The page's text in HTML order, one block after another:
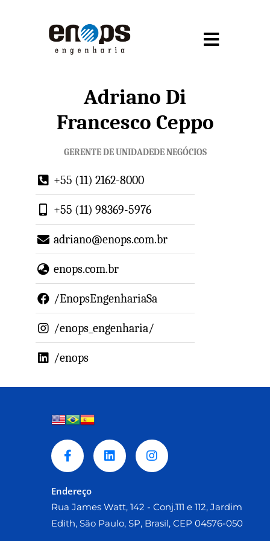
Adriano Di
Francesco Ceppo
GERENTE DE UNIDADEDE NEGÓCIOS
+55 (11) 2162-8000
+55 (11) 98369-5976
adriano@enops.com.br
enops.com.br
/EnopsEngenhariaSa
/enops_engenharia/
/enops
Endereço
Rua James Watt, 142 - Conj.111 e 112, Jardim
Edith, São Paulo, SP, Brasil, CEP 04576-050